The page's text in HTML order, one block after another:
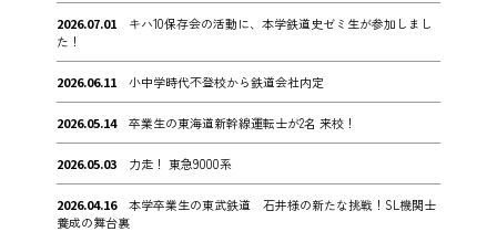
2026.07.01
キハ10保存会の活動に、本学鉄道史ゼミ生が参加しまし
た！
2026.06.11 小中学時代不登校から鉄道会社内定
2026.05.14 卒業生の東海道新幹線運転士が2名 来校！
2026.05.03 力走！ 東急9000系
2026.04.16
本学卒業生の東武鉄道 石井様の新たな挑戦！SL機関士
養成の舞台裏